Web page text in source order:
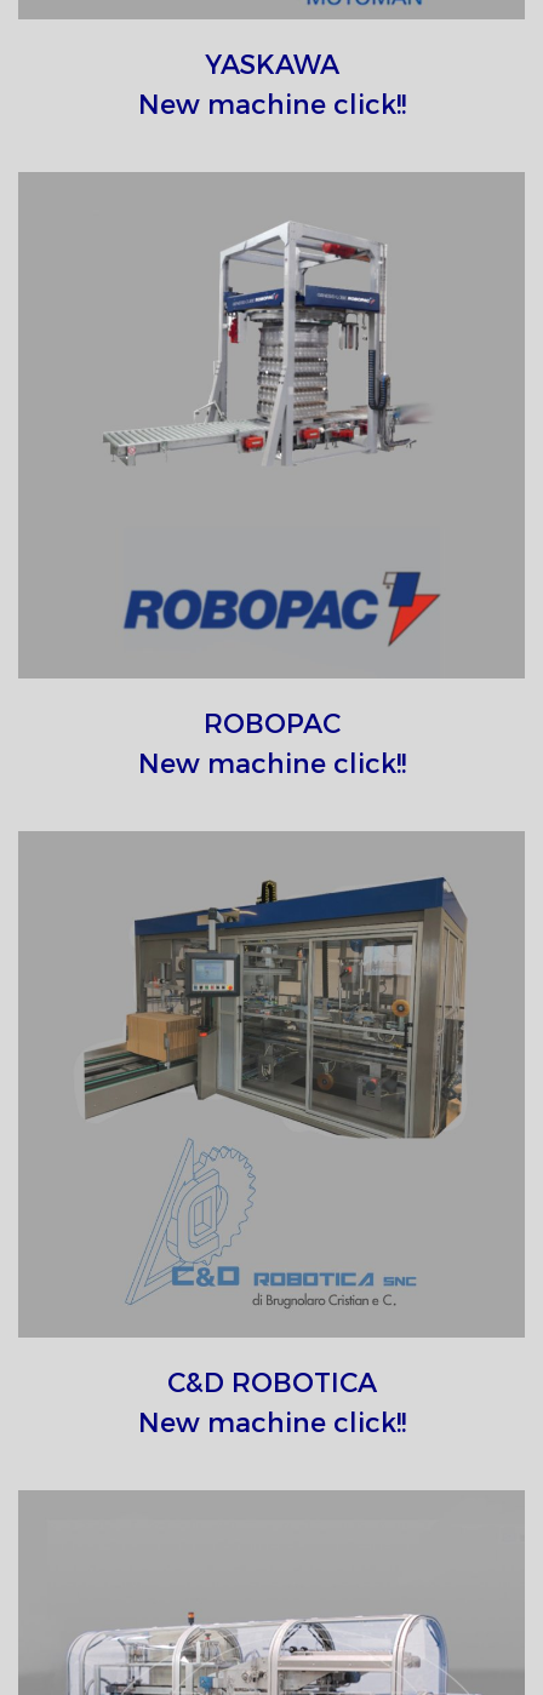
YASKAWA
New machine click!!
ROBOPAC
New machine click!!
C&D ROBOTICA
New machine click!!